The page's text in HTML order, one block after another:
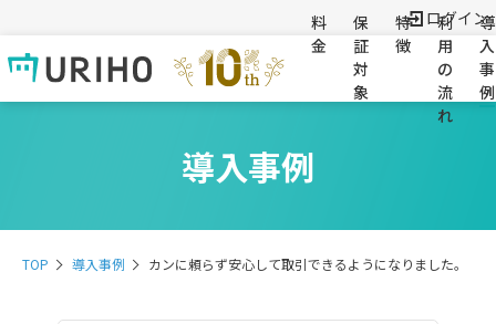
ログイン
料
金
保
証
対
象
特
徴
利
用
の
流
れ
導
入
事
例
導入事例
TOP 導入事例 カンに頼らず安心して取引できるようになりました。